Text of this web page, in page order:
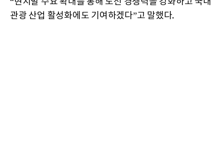
관광 산업 활성화에도 기여하겠다”고 말했다.